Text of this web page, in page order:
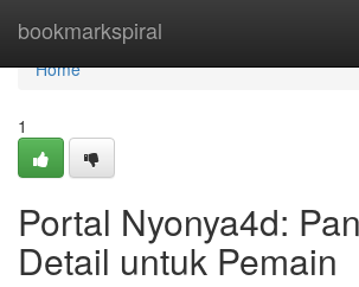
bookmarkspiral
Home
Home
1
Portal Nyonya4d:
Detail untuk Pemain